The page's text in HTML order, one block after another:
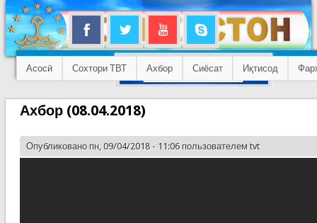
Асосӣ Сохтори ТВТ Ахбор Сиёсат Иқтисод
Ахбор (08.04.2018)
Опубликовано пн, 09/04/2018 - 11:06 пользователем tvt